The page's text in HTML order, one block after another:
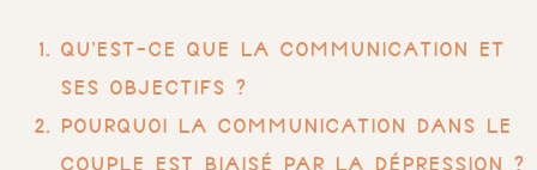
Qu’est-ce que la communication et
ses objectifs ?
Pourquoi la communication dans le
couple est biaisé par la dépression ?